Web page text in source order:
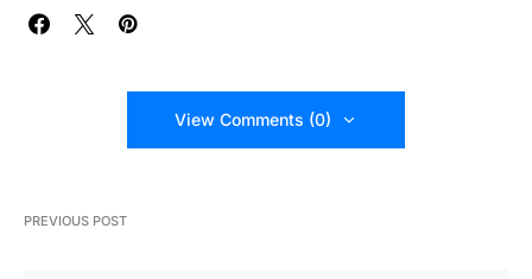
View Comments (0)
PREVIOUS POST